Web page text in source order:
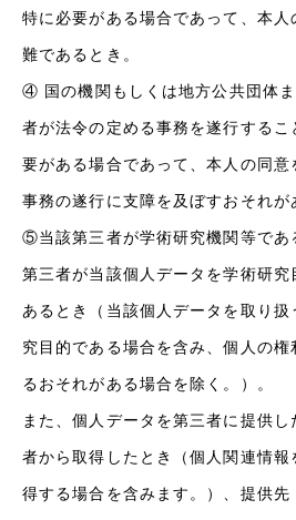
特に必要がある場合であって、本人
難であるとき。
④ 国の機関もしくは地方公共団体
者が法令の定める事務を遂行する
要がある場合であって、本人の同
事務の遂行に支障を及ぼすおそれが
⑤当該第三者が学術研究機関等であ
第三者が当該個人データを学術研
あるとき（当該個人データを取り
究目的である場合を含み、個人の権
るおそれがある場合を除く。）。
また、個人データを第三者に提供
者から取得したとき（個人関連情報
得する場合を含みます。）、提供